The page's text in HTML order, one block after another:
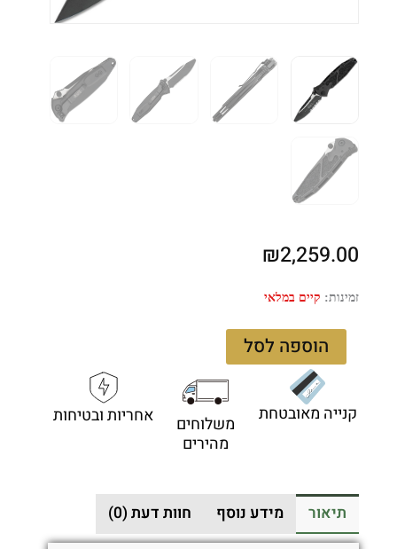
₪2,259.00
זמינות: קיים במלאי
כמות
Microtech
SOCOM
2T
בצבע
שחור
הוספה לסל
קנייה מאובטחת
משלוחים
מהירים
אחריות ובטיחות
תיאור מידע נוסף חוות דעת (0)